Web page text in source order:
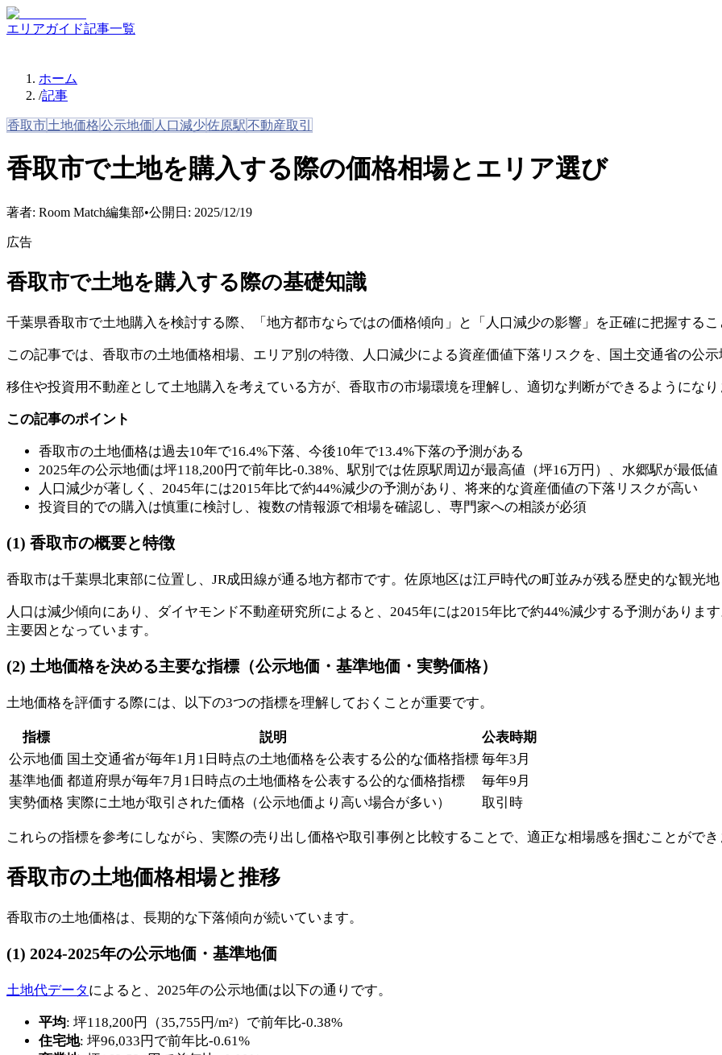
エリアガイド記事一覧
ホーム
/記事
香取市土地価格公示地価 人口減少佐原駅不動産取引
香取市で土地を購入する際の価格相場とエリア選び
著者: Room Match編集部•公開日: 2025/12/19
広告
香取市で土地を購入する際の基礎知識
千葉県香取市で土地購入を検討する際、「地方都市ならではの価格傾向」と「人口減少の影響」を正確に把握する
この記事では、香取市の土地価格相場、エリア別の特徴、人口減少による資産価値下落リスクを、国土交通省の公
移住や投資用不動産として土地購入を考えている方が、香取市の市場環境を理解し、適切な判断ができるようにな
この記事のポイント
香取市の土地価格は過去10年で16.4%下落、今後10年で13.4%下落の予測がある
2025年の公示地価は坪118,200円で前年比-0.38%、駅別では佐原駅周辺が最高値（坪16万円）、水郷駅が最低
人口減少が著しく、2045年には2015年比で約44%減少の予測があり、将来的な資産価値の下落リスクが高い
投資目的での購入は慎重に検討し、複数の情報源で相場を確認し、専門家への相談が必須
(1) 香取市の概要と特徴
香取市は千葉県北東部に位置し、JR成田線が通る地方都市です。佐原地区は江戸時代の町並みが残る歴史的な観光
人口は減少傾向にあり、ダイヤモンド不動産研究所によると、2045年には2015年比で約44%減少する予測がありま
主要因となっています。
(2) 土地価格を決める主要な指標（公示地価・基準地価・実勢価格）
土地価格を評価する際には、以下の3つの指標を理解しておくことが重要です。
指標 説明
公表時期
公示地価 国土交通省が毎年1月1日時点の土地価格を公表する公的な価格指標 毎年3月
基準地価 都道府県が毎年7月1日時点の土地価格を公表する公的な価格指標
毎年9月
実勢価格 実際に土地が取引された価格（公示地価より高い場合が多い） 取引時
これらの指標を参考にしながら、実際の売り出し価格や取引事例と比較することで、適正な相場感を掴むことがで
香取市の土地価格相場と推移
香取市の土地価格は、長期的な下落傾向が続いています。
(1) 2024-2025年の公示地価・基準地価
土地代データ によると、2025年の公示地価は以下の通りです。
平均: 坪118,200円（35,755円/m²）で前年比-0.38%
住宅地: 坪96,033円で前年比-0.61%